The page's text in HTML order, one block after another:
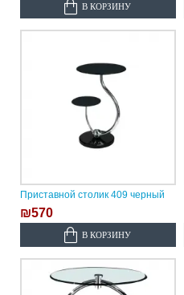
В КОРЗИНУ
Приставной столик 409 черный
₪570
В КОРЗИНУ